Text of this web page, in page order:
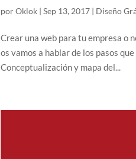
porOklok |Sep 13, 2017 | Diseño
Crear una web para tu empresa o
os vamos a hablar de los pasos
Conceptualización y mapa del...